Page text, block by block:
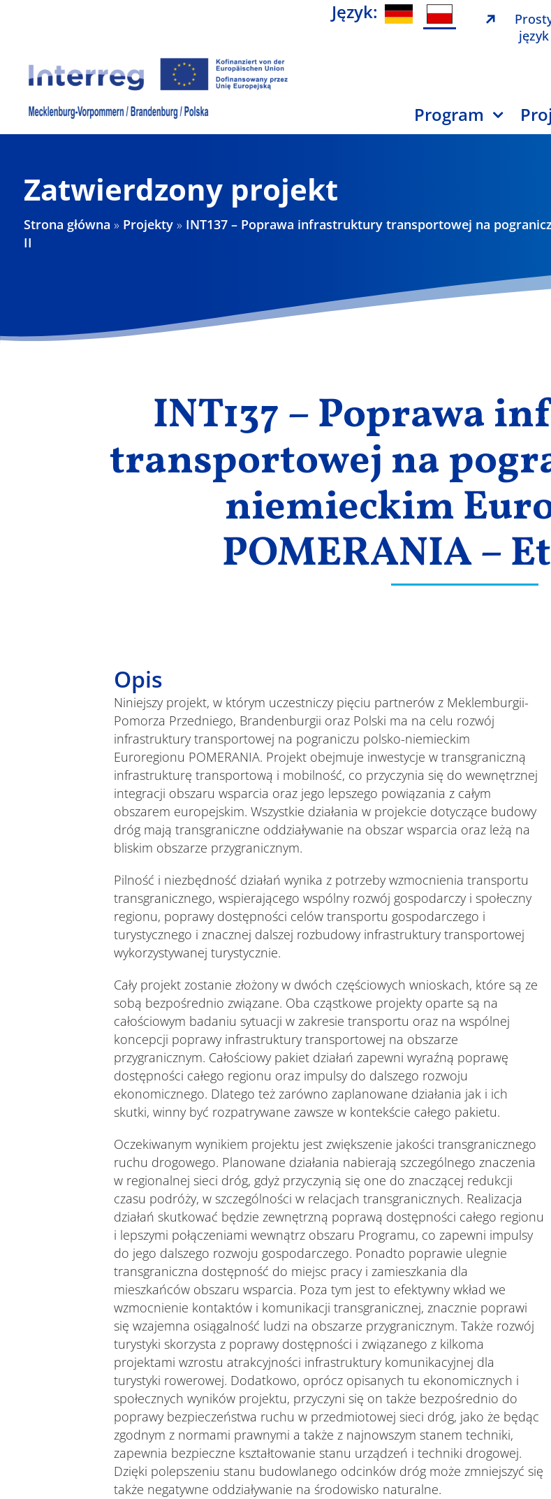
Język:
język
Program
Zatwierdzony projekt
Strona główna » Projekty » INT137 – Poprawa infrastruktury transportowej na
II
INT137 – Poprawa
transportowej na
niemieckim
POMERANIA –
Opis
Niniejszy projekt, w którym uczestniczy pięciu partnerów z Meklemburgii-
Pomorza Przedniego, Brandenburgii oraz Polski ma na celu rozwój
infrastruktury transportowej na pograniczu polsko-niemieckim
Euroregionu POMERANIA. Projekt obejmuje inwestycje w transgraniczną
infrastrukturę transportową i mobilność, co przyczynia się do wewnętrznej
integracji obszaru wsparcia oraz jego lepszego powiązania z całym
obszarem europejskim. Wszystkie działania w projekcie dotyczące budowy
dróg mają transgraniczne oddziaływanie na obszar wsparcia oraz leżą na
bliskim obszarze przygranicznym.
Pilność i niezbędność działań wynika z potrzeby wzmocnienia transportu
transgranicznego, wspierającego wspólny rozwój gospodarczy i społeczny
regionu, poprawy dostępności celów transportu gospodarczego i
turystycznego i znacznej dalszej rozbudowy infrastruktury transportowej
wykorzystywanej turystycznie.
Cały projekt zostanie złożony w dwóch częściowych wnioskach, które są ze
sobą bezpośrednio związane. Oba cząstkowe projekty oparte są na
całościowym badaniu sytuacji w zakresie transportu oraz na wspólnej
koncepcji poprawy infrastruktury transportowej na obszarze
przygranicznym. Całościowy pakiet działań zapewni wyraźną poprawę
dostępności całego regionu oraz impulsy do dalszego rozwoju
ekonomicznego. Dlatego też zarówno zaplanowane działania jak i ich
skutki, winny być rozpatrywane zawsze w kontekście całego pakietu.
Oczekiwanym wynikiem projektu jest zwiększenie jakości transgranicznego
ruchu drogowego. Planowane działania nabierają szczególnego znaczenia
w regionalnej sieci dróg, gdyż przyczynią się one do znaczącej redukcji
czasu podróży, w szczególności w relacjach transgranicznych. Realizacja
działań skutkować będzie zewnętrzną poprawą dostępności całego regionu
i lepszymi połączeniami wewnątrz obszaru Programu, co zapewni impulsy
do jego dalszego rozwoju gospodarczego. Ponadto poprawie ulegnie
transgraniczna dostępność do miejsc pracy i zamieszkania dla
mieszkańców obszaru wsparcia. Poza tym jest to efektywny wkład we
wzmocnienie kontaktów i komunikacji transgranicznej, znacznie poprawi
się wzajemna osiągalność ludzi na obszarze przygranicznym. Także rozwój
turystyki skorzysta z poprawy dostępności i związanego z kilkoma
projektami wzrostu atrakcyjności infrastruktury komunikacyjnej dla
turystyki rowerowej. Dodatkowo, oprócz opisanych tu ekonomicznych i
społecznych wyników projektu, przyczyni się on także bezpośrednio do
poprawy bezpieczeństwa ruchu w przedmiotowej sieci dróg, jako że będąc
zgodnym z normami prawnymi a także z najnowszym stanem techniki,
zapewnia bezpieczne kształtowanie stanu urządzeń i techniki drogowej.
Dzięki polepszeniu stanu budowlanego odcinków dróg może zmniejszyć się
także negatywne oddziaływanie na środowisko naturalne.